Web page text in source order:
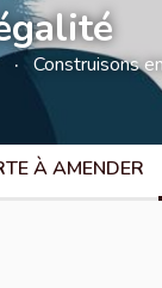
Construisons
À AMENDER